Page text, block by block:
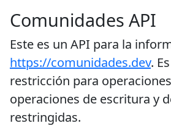
Comunidades API
Este es un API para la
https://comunidades.dev.
restricción para
operaciones de escritura y
restringidas.